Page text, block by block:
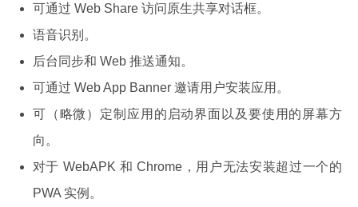
可通过 Web Share 访问原生共享对话框。
语音识别。
后台同步和 Web 推送通知。
可通过 Web App Banner 邀请用户安装应用。
可（略微）定制应用的启动界面以及要使用的屏幕方
向。
对于 WebAPK 和 Chrome，用户无法安装超过一个的
PWA 实例。